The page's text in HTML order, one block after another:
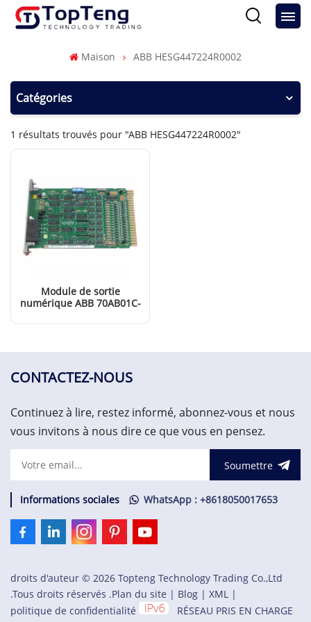
Maison ABB HESG447224R0002
Catégories
1 résultats trouvés pour "ABB HESG447224R0002"
Module de sortie
numérique ABB 70AB01C-
EN SAVOIR PLUS
CONTACTEZ-NOUS
Continuez à lire, restez informé, abonnez-vous et nous
vous invitons à nous dire ce que vous en pensez.
Soumettre
Informations sociales WhatsApp : +8618050017653
droits d'auteur © 2026 Topteng Technology Trading Co.,Ltd
.Tous droits réservés .Plan du site | Blog | XML |
politique de confidentialité
RÉSEAU PRIS EN CHARGE